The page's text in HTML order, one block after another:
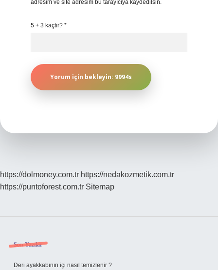
adresim ve site adresim bu tarayıcıya kaydedilsin.
5 + 3 kaçtır? *
https://dolmoney.com.tr https://nedakozmetik.com.tr
https://puntoforest.com.tr Sitemap
Sidebar
Son Yazılar
Deri ayakkabının içi nasıl temizlenir ?